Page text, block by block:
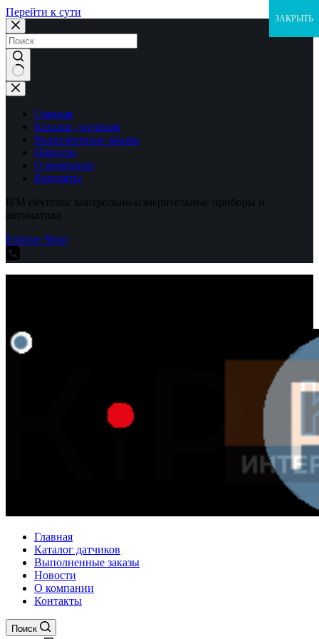
Перейти к сути
Ничего
не
найденоГлавная
Каталог датчиков
Выполненные заказы
Новости
О компании
Контакты
IFM electronic контрольно-измерительные приборы и
автоматика
Explore Shop
Главная
Каталог датчиков
Выполненные заказы
Новости
О компании
Контакты
Поиск
ЗАКРЫТЬ